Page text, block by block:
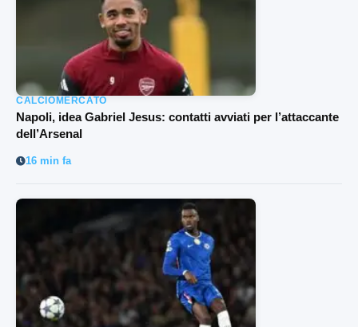
CALCIOMERCATO
Napoli, idea Gabriel Jesus: contatti avviati per l’attaccante
dell’Arsenal
16 min fa